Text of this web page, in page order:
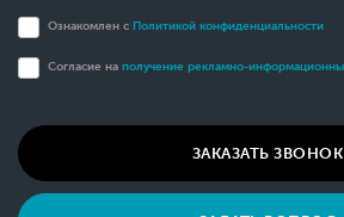
Ознакомлен с Политикой конфиденциальности
Согласие на получение рекламно-
ЗАКАЗАТЬ ЗВОНОК